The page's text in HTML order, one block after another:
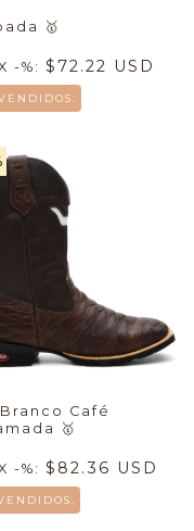
🥇
-%: $72.22 USD
Café
🥇
-%: $82.36 USD